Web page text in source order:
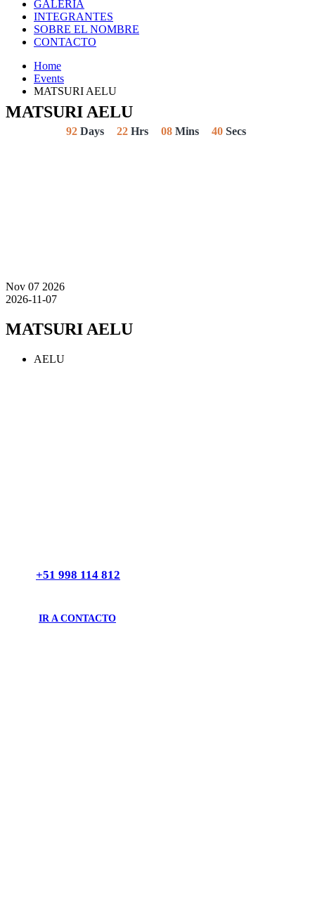
GALERIA
INTEGRANTES
SOBRE EL NOMBRE
CONTACTO
Home
Events
MATSURI AELU
MATSURI AELU
92 Days 22 Hrs 08 Mins 40 Secs
Nov 07 2026
2026-11-07
MATSURI AELU
AELU
+51 998 114 812
IR A CONTACTO